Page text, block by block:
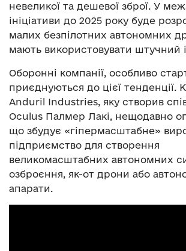
невеликої та дешевої зброї. У
ініціативи до 2025 року буде
малих безпілотних автономних
мають використовувати штучний
Оборонні компанії, особливо
приєднуються до цієї тенденції.
Anduril Industries, яку створив
Oculus Палмер Лакі, нещодавно
що збудує «гіпермасштабне»
підприємство для створення
великомасштабних автономних
озброєння, як-от дрони або
апарати.